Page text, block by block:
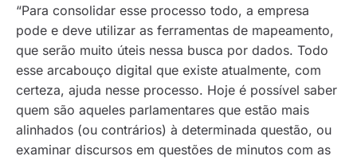
“Para consolidar esse processo todo, a empresa
pode e deve utilizar as ferramentas de mapeamento,
que serão muito úteis nessa busca por dados. Todo
esse arcabouço digital que existe atualmente, com
certeza, ajuda nesse processo. Hoje é possível saber
quem são aqueles parlamentares que estão mais
alinhados (ou contrários) à determinada questão, ou
examinar discursos em questões de minutos com as